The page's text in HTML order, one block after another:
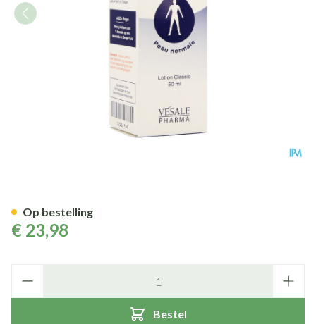
€ 23,98
Bestel
Op bestelling